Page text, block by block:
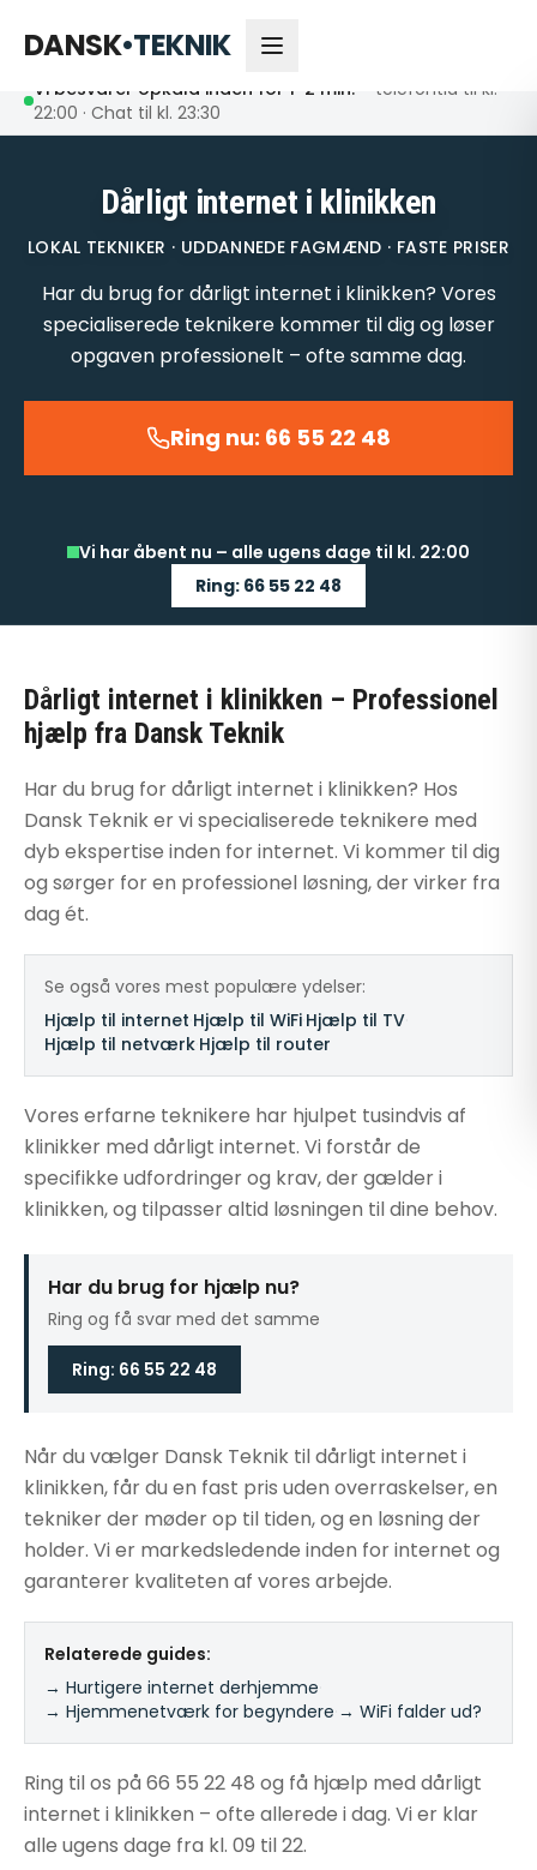
DANSK•TEKNIK
Åbent nu
Vi besvarer opkald inden for 1-2 min. – telefontid til kl.
22:00 · Chat til kl. 23:30
Dårligt internet i klinikken
LOKAL TEKNIKER · UDDANNEDE FAGMÆND · FASTE PRISER
Har du brug for dårligt internet i klinikken? Vores
specialiserede teknikere kommer til dig og løser
opgaven professionelt – ofte samme dag.
Ring nu: 66 55 22 48
Vi har åbent nu – alle ugens dage til kl. 22:00
Ring: 66 55 22 48
Dårligt internet i klinikken – Professionel
hjælp fra Dansk Teknik
Har du brug for dårligt internet i klinikken? Hos
Dansk Teknik er vi specialiserede teknikere med
dyb ekspertise inden for internet. Vi kommer til dig
og sørger for en professionel løsning, der virker fra
dag ét.
Se også vores mest populære ydelser:
Hjælp til internet Hjælp til WiFi Hjælp til TV
Hjælp til netværk Hjælp til router
Vores erfarne teknikere har hjulpet tusindvis af
klinikker med dårligt internet. Vi forstår de
specifikke udfordringer og krav, der gælder i
klinikken, og tilpasser altid løsningen til dine behov.
Har du brug for hjælp nu?
Ring og få svar med det samme
Ring: 66 55 22 48
Når du vælger Dansk Teknik til dårligt internet i
klinikken, får du en fast pris uden overraskelser, en
tekniker der møder op til tiden, og en løsning der
holder. Vi er markedsledende inden for internet og
garanterer kvaliteten af vores arbejde.
Relaterede guides:
→ Hurtigere internet derhjemme
→ Hjemmenetværk for begyndere → WiFi falder ud?
Ring til os på 66 55 22 48 og få hjælp med dårligt
internet i klinikken – ofte allerede i dag. Vi er klar
alle ugens dage fra kl. 09 til 22.